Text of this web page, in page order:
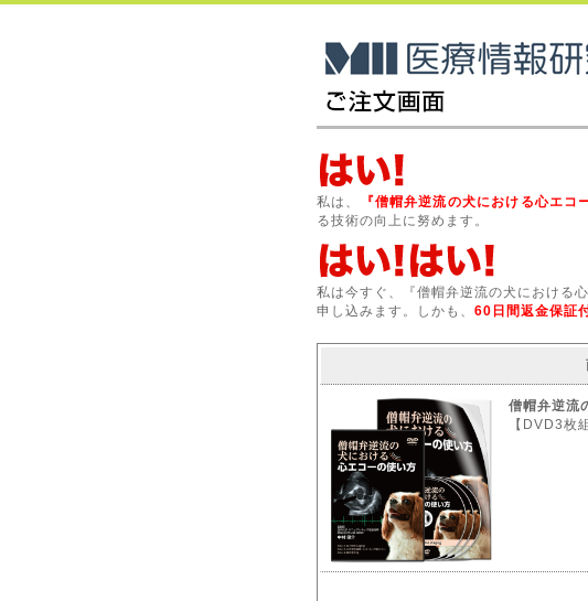
私は、 『僧帽弁逆流の犬における心エコ
る技術の向上に努めます。
私は今すぐ、『僧帽弁逆流の犬における
申し込みます。しかも、 60日間返金保証
僧帽弁逆流
【DVD3枚